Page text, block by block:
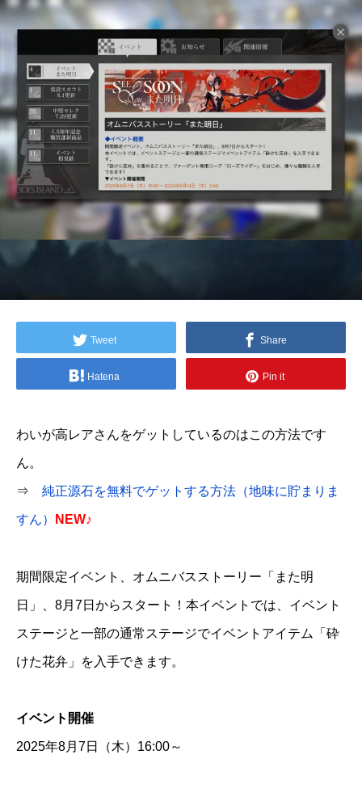
Tweet Share
Hatena Pin it
わいが高レアさんをゲットしているのはこの方法です
ん。
⇒ 純正源石を無料でゲットする方法（地味に貯まりま
すん） NEW♪
期間限定イベント、オムニバスストーリー「また明
日」、8月7日からスタート！本イベントでは、イベント
ステージと一部の通常ステージでイベントアイテム「砕
けた花弁」を入手できます。
イベント開催
2025年8月7日（木）16:00～